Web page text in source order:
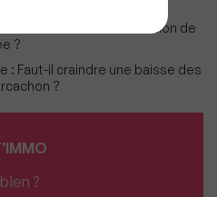
vos droits si votre location de
?
: Faut-il craindre une baisse des
?
?